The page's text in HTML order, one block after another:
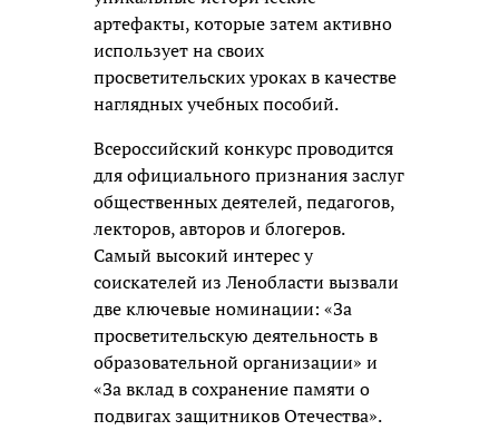
артефакты, которые затем активно
использует на своих
просветительских уроках в качестве
наглядных учебных пособий.
Всероссийский конкурс проводится
для официального признания заслуг
общественных деятелей, педагогов,
лекторов, авторов и блогеров.
Самый высокий интерес у
соискателей из Ленобласти вызвали
две ключевые номинации: «За
просветительскую деятельность в
образовательной организации» и
«За вклад в сохранение памяти о
подвигах защитников Отечества».